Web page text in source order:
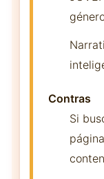
Contras
Si